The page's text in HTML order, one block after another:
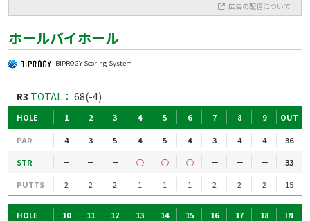
広告の配信について
ホールバイホール
BIPROGY Scoring System
R3 TOTAL： 68(-4)
HOLE 1 2 3 4 5 6 7 8 9 OUT
PAR 4 3 5 4 5 4 3 4 4
36
STR
－ － － ○ ○ ○ － － －
33
PUTTS
2 2 2 1 1 1 2 2 2 15
HOLE 10 11 12 13 14 15 16 17 18 IN